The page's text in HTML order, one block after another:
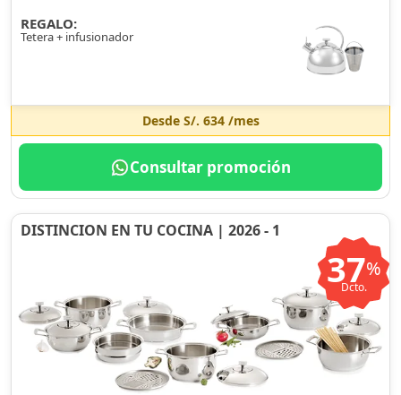
REGALO:
Tetera + infusionador
Desde S/. 634/mes
Consultar promoción
DISTINCION EN TU COCINA | 2026 - 1
37%
Dcto.